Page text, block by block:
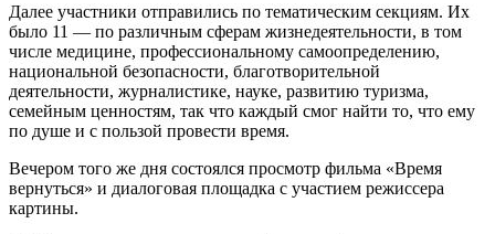
Далее участники отправились по тематическим секциям. Их
было 11 — по различным сферам жизнедеятельности, в том
числе медицине, профессиональному самоопределению,
национальной безопасности, благотворительной
деятельности, журналистике, науке, развитию туризма,
семейным ценностям, так что каждый смог найти то, что ему
по душе и с пользой провести время.
Вечером того же дня состоялся просмотр фильма «Время
вернуться» и диалоговая площадка с участием режиссера
картины.